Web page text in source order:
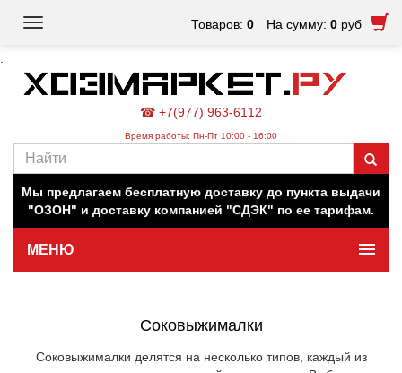
Товаров: 0 На сумму: 0 руб
Toggle
☎ +7(977) 963-6112
Время работы: Пн-Пт 10:00 - 16:00
Наш магазин работает для вас в обычном режиме. Все
Мы предлагаем бесплатную доставку до пункта выдачи
"ОЗОН" и доставку компанией "СДЭК" по ее тарифам.
МЕНЮ
Соковыжималки
Соковыжималки делятся на несколько типов, каждый из